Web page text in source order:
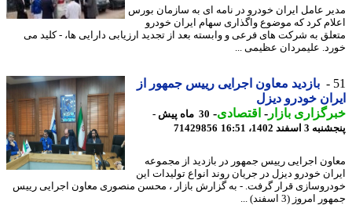
عامل ایران خودرو در نامه ای به سازمان بورس
کرد که موضوع واگذاری سهام ایران خودرو
به شرکت های فرعی و وابسته بعد از تجدید ارزیابی دارایی ها، - کلید می
علیمردان عظیمی ...
بازدید معاون اجرایی رییس جمهور از
خودرو دیزل
بازار- اقتصادی-
30 ماه پیش -
1402، 16:51
71429856
اجرایی رییس جمهور در بازدید از مجموعه
خودرو دیزل در جریان روند انواع تولیدات این
قرار گرفت. - به گزارش بازار ، محسن منصوری معاون اجرایی رییس
امروز (3 اسفند) ...